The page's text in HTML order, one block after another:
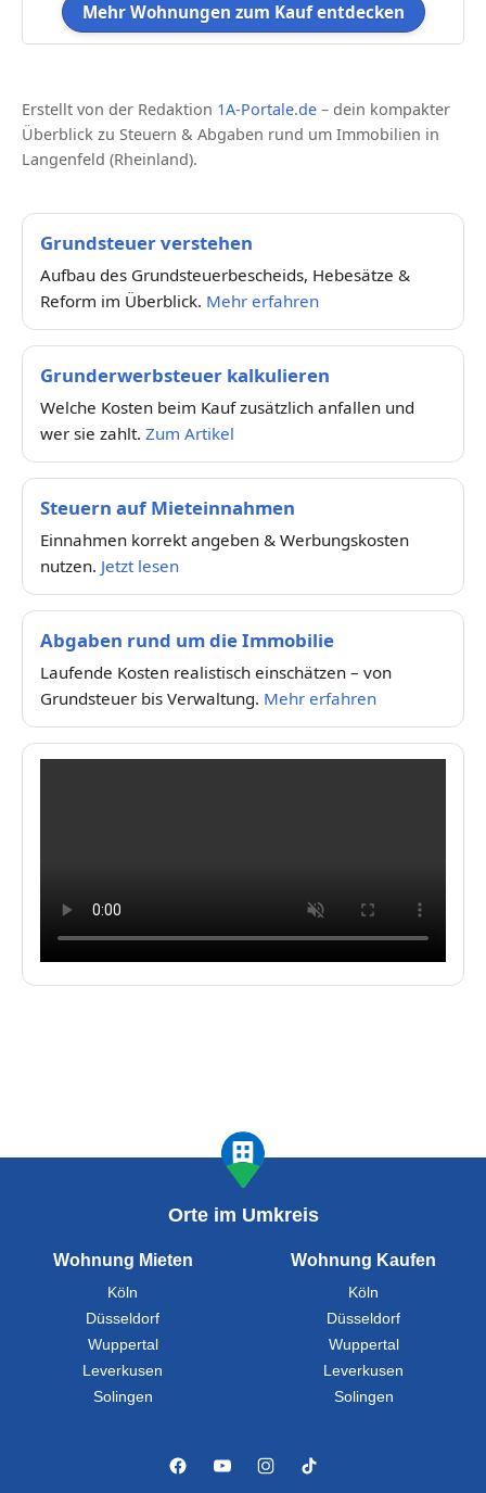
Mehr Wohnungen zum Kauf entdecken
Erstellt von der Redaktion 1A-Portale.de – dein kompakter
Überblick zu Steuern & Abgaben rund um Immobilien in
Langenfeld (Rheinland).
Grundsteuer verstehen
Aufbau des Grundsteuerbescheids, Hebesätze &
Reform im Überblick. Mehr erfahren
Grunderwerbsteuer kalkulieren
Welche Kosten beim Kauf zusätzlich anfallen und
wer sie zahlt. Zum Artikel
Steuern auf Mieteinnahmen
Einnahmen korrekt angeben & Werbungskosten
nutzen. Jetzt lesen
Abgaben rund um die Immobilie
Laufende Kosten realistisch einschätzen – von
Grundsteuer bis Verwaltung. Mehr erfahren
Orte im Umkreis
Wohnung Mieten
Köln
Düsseldorf
Wuppertal
Leverkusen
Solingen
Wohnung Kaufen
Köln
Düsseldorf
Wuppertal
Leverkusen
Solingen